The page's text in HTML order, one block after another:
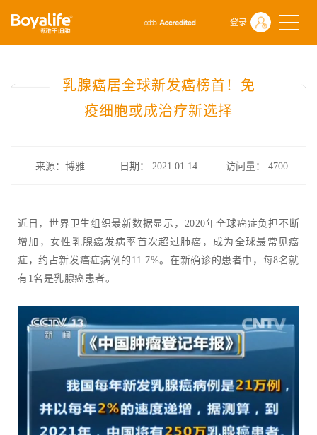
登录
首页 什么是干细胞
前沿动态
乳腺癌居全球新发癌榜首！免疫细胞或成治疗新选择
乳腺癌居全球新发癌榜首！免
疫细胞或成治疗新选择
来源：博雅 日期： 2021.01.14 访问量：4700
近日，世界卫生组织最新数据显示，2020年全球癌症负担不断
增加，女性乳腺癌发病率首次超过肺癌，成为全球最常见癌
症，约占新发癌症病例的11.7%。在新确诊的患者中，每8名就
有1名是乳腺癌患者。